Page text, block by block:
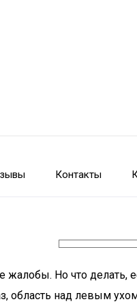
Контакты
жалобы. Но что
область над левым